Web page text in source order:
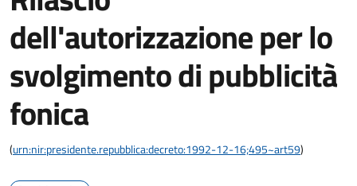
dell'autorizzazione per lo
svolgimento di pubblicità
fonica
(urn:nir:presidente.repubblica:decreto:1992-12-16;495~art59)